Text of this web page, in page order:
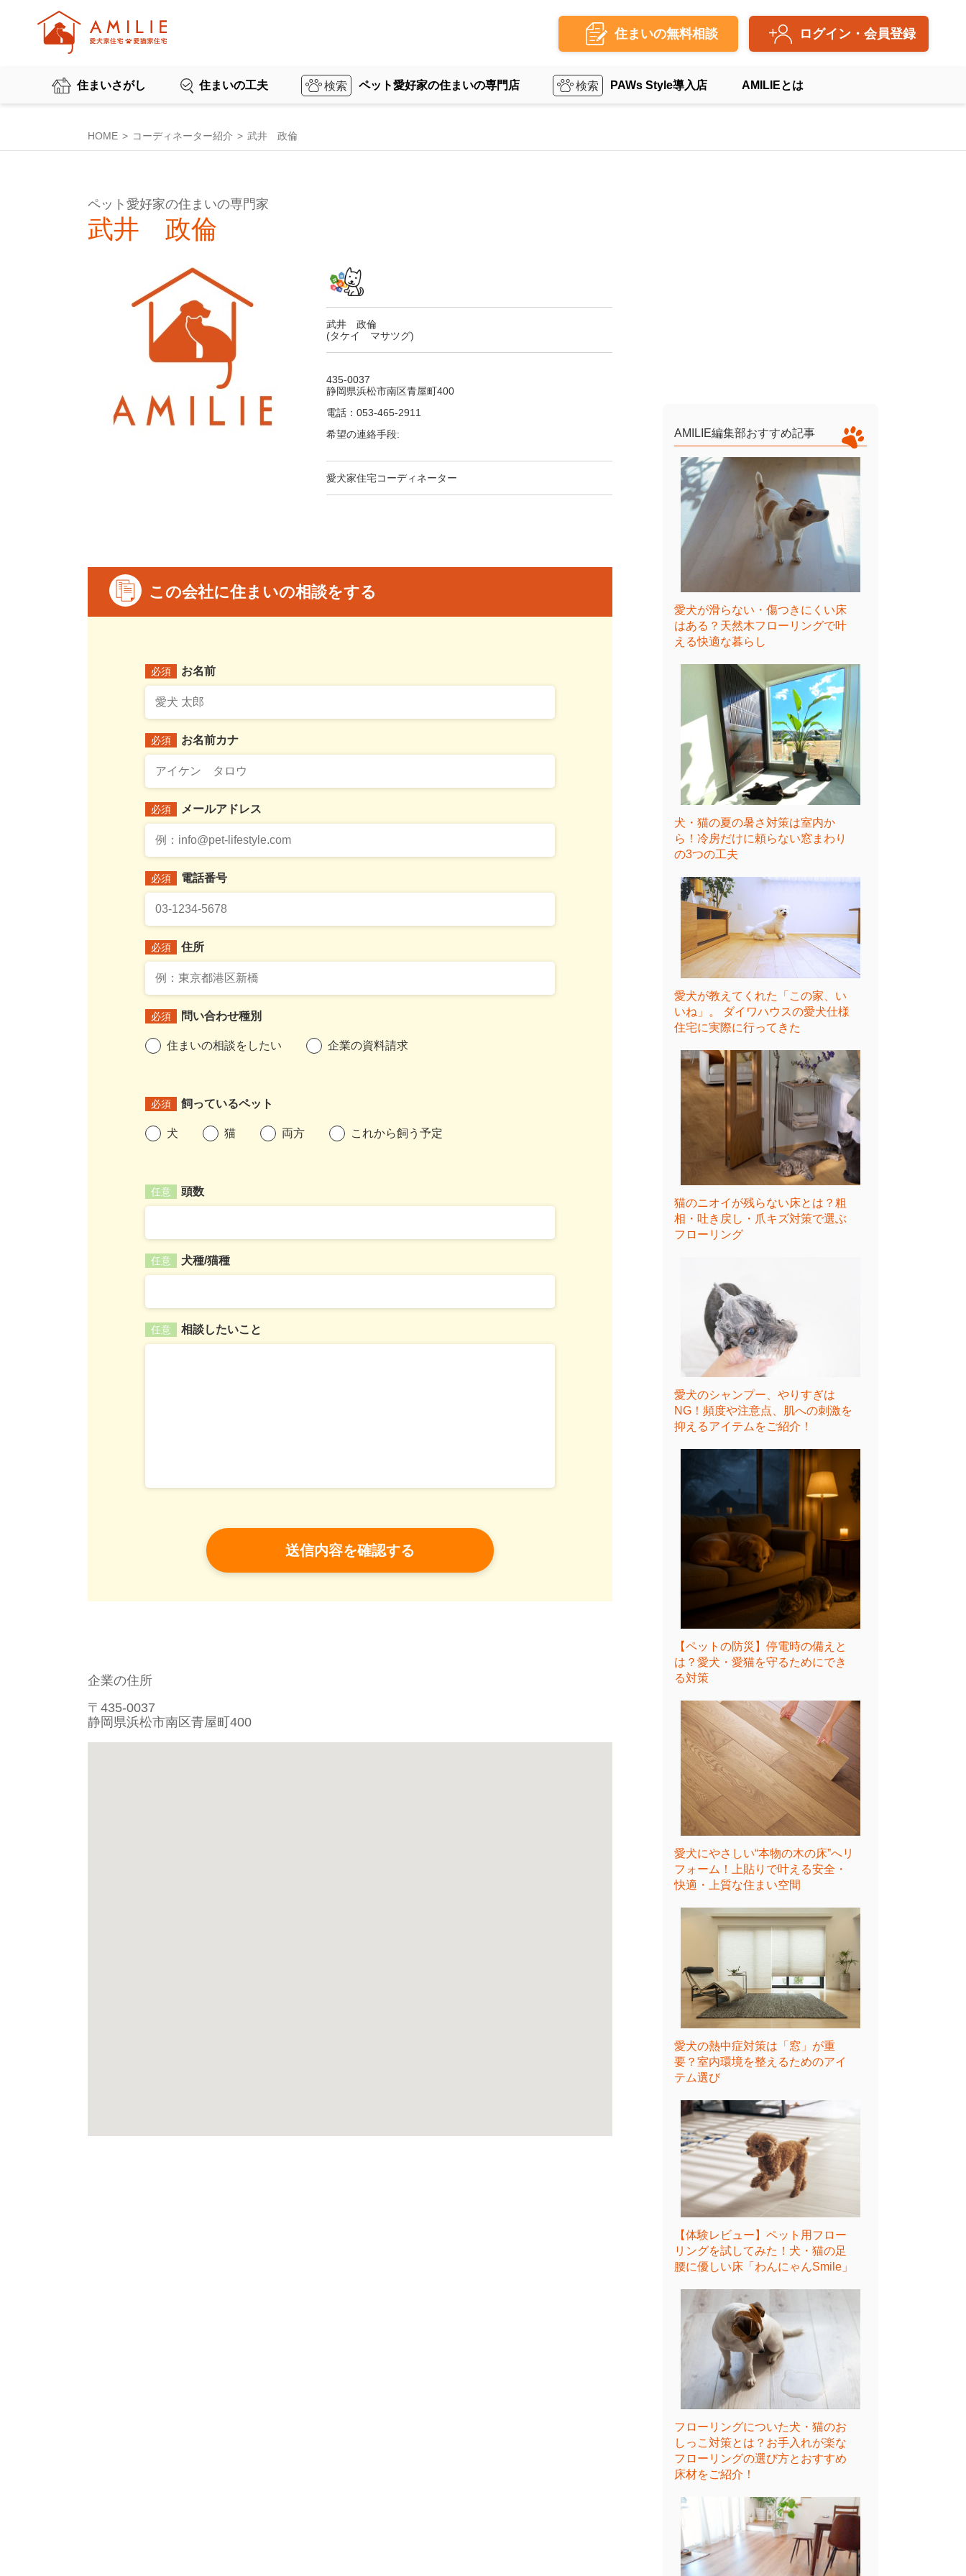
住まいの無料相談 ログイン・会員登録
住まいさがし 住まいの工夫 ペット愛好家の住まいの専門店 PAWs Style導入店 AMILIEとは
HOME コーディネーター紹介 武井 政倫
ペット愛好家の住まいの専門家
武井 政倫
武井 政倫
(タケイ マサツグ)
435-0037
静岡県浜松市南区青屋町400
電話：053-465-2911
希望の連絡手段:
愛犬家住宅コーディネーター
この会社に住まいの相談をする
必須 お名前
必須 お名前カナ
必須 メールアドレス
必須 電話番号
必須 住所
必須 問い合わせ種別
住まいの相談をしたい 企業の資料請求
必須 飼っているペット
犬 猫 両方 これから飼う予定
任意 頭数
任意 犬種/猫種
任意 相談したいこと
企業の住所
〒435-0037
静岡県浜松市南区青屋町400
AMILIE編集部おすすめ記事
愛犬が滑らない・傷つきにくい床
はある？天然木フローリングで叶
える快適な暮らし
犬・猫の夏の暑さ対策は室内か
ら！冷房だけに頼らない窓まわり
の3つの工夫
愛犬が教えてくれた「この家、い
いね」。 ダイワハウスの愛犬仕様
住宅に実際に行ってきた
猫のニオイが残らない床とは？粗
相・吐き戻し・爪キズ対策で選ぶ
フローリング
愛犬のシャンプー、やりすぎは
NG！頻度や注意点、肌への刺激を
抑えるアイテムをご紹介！
【ペットの防災】停電時の備えと
は？愛犬・愛猫を守るためにでき
る対策
愛犬にやさしい“本物の木の床”へリ
フォーム！上貼りで叶える安全・
快適・上質な住まい空間
愛犬の熱中症対策は「窓」が重
要？室内環境を整えるためのアイ
テム選び
【体験レビュー】ペット用フロー
リングを試してみた！犬・猫の足
腰に優しい床「わんにゃんSmile」
フローリングについた犬・猫のお
しっこ対策とは？お手入れが楽な
フローリングの選び方とおすすめ
床材をご紹介！